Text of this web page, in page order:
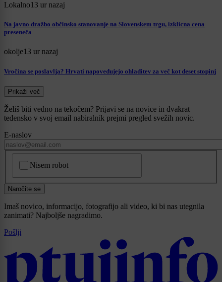
Lokalno13 ur nazaj
Na javno dražbo občinsko stanovanje na Slovenskem trgu, izklicna cena
preseneča
okolje13 ur nazaj
Vročina se poslavlja? Hrvati napovedujejo ohladitev za več kot deset stopinj
Prikaži več
Želiš biti vedno na tekočem? Prijavi se na novice in dvakrat
tedensko v svoj email nabiralnik prejmi pregled svežih novic.
E-naslov
Nisem robot
Naročite se
Imaš novico, informacijo, fotografijo ali video, ki bi nas utegnila
zanimati? Najboljše nagradimo.
Pošlji